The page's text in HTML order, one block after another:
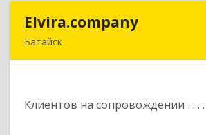
Elvira.company
Батайск
Клиентов на сопровождении